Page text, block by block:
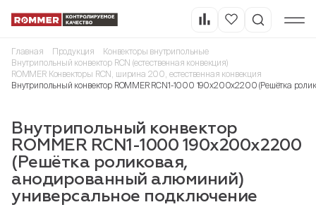
Главная Продукция
Конвекторы внутрипольные
Внутрипольный конвектор RCN (естественная конвекция)
ROMMER Конвекторы RCN, ширина 200, естественная конвекция
Внутрипольный конвектор ROMMER RCN1-1000 190х200х2200 (Решётка
Внутрипольный конвектор
ROMMER RCN1-1000 190х200х2200
(Решётка роликовая,
анодированный алюминий)
универсальное подключение